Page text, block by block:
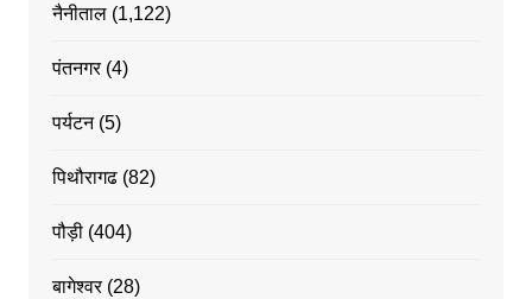
नैनीताल(1,122)
पंतनगर(4)
पर्यटन(5)
पिथौरागढ(82)
पौड़ी(404)
बागेश्वर(28)